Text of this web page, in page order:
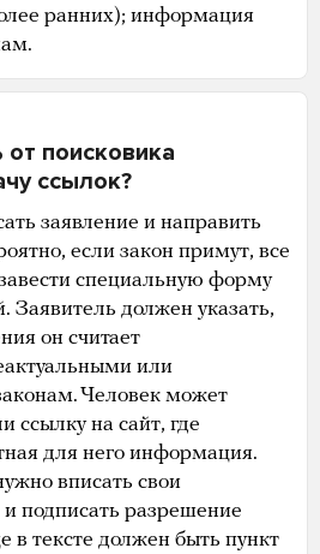
ранних); информация
от поисковика
ссылок?
заявление и направить
если закон примут, все
специальную форму
Заявитель должен указать,
он считает
или
Человек может
ссылку на сайт, где
для него информация.
вписать свои
подписать разрешение
в тексте должен быть пункт